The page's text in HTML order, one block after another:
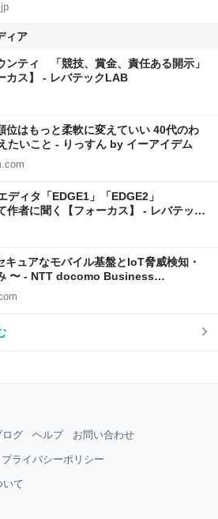
ィア
ンティ 「競技、賞金、責任ある開示」
カス】 - レバテックLAB
位はもっと柔軟に変えていい 40代のわ
たいこと - りっすん by イーアイデム
ィタ「EDGE1」「EDGE2」
作者に聞く【フォーカス】 - レバテック
ュアなモバイル基盤とIoT脅威検知・
〜 - NTT docomo Business
ログ ヘルプ お問い合わせ
プライバシーポリシー
いて